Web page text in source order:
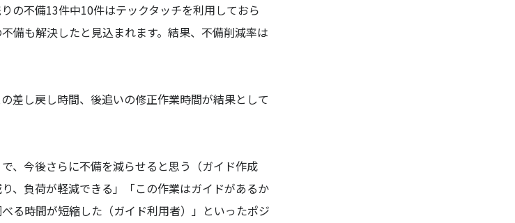
の不備13件中10件はテックタッチを利用しておら
備も解決したと見込まれます。結果、不備削減率は
差し戻し時間、後追いの修正作業時間が結果として
、今後さらに不備を減らせると思う（ガイド作成
、負荷が軽減できる」「この作業はガイドがあるか
る時間が短縮した（ガイド利用者）」といったポジ